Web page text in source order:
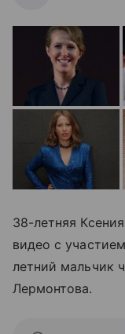
38-летняя
видео с участием
летний мальчик
Лермонтова.